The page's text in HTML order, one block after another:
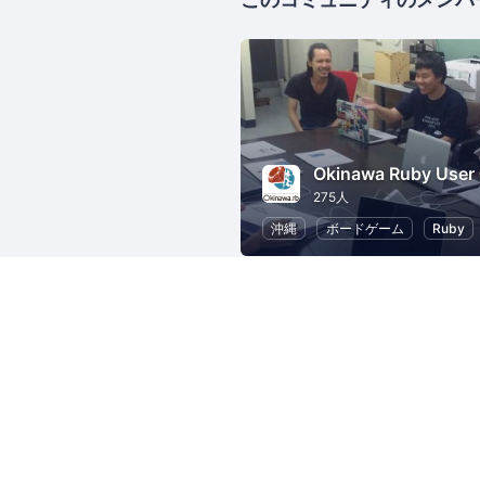
275人
沖縄
ボードゲーム Ruby